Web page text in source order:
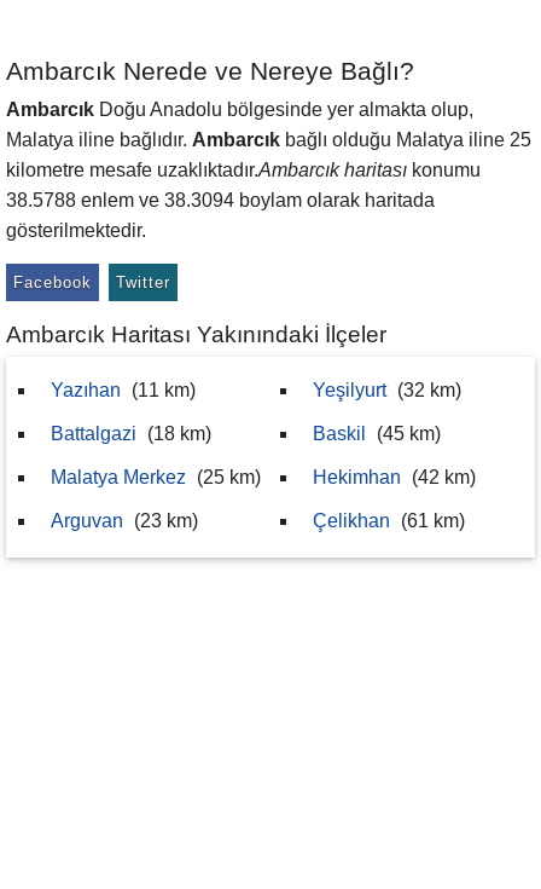
Ambarcık Nerede ve Nereye Bağlı?
Ambarcık Doğu Anadolu bölgesinde yer almakta olup,
Malatya iline bağlıdır. Ambarcık bağlı olduğu Malatya iline 25
kilometre mesafe uzaklıktadır.Ambarcık haritası konumu
38.5788 enlem ve 38.3094 boylam olarak haritada
gösterilmektedir.
Facebook Twitter
Ambarcık Haritası Yakınındaki İlçeler
Yazıhan (11 km)
Battalgazi (18 km)
Malatya Merkez (25 km)
Arguvan (23 km)
Yeşilyurt (32 km)
Baskil (45 km)
Hekimhan (42 km)
Çelikhan (61 km)